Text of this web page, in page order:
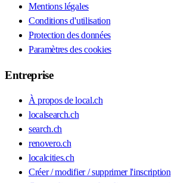
Mentions légales
Conditions d'utilisation
Protection des données
Paramètres des cookies
Entreprise
À propos de local.ch
localsearch.ch
search.ch
renovero.ch
localcities.ch
Créer / modifier / supprimer l'inscription